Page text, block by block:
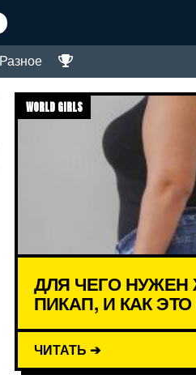
Разное
WORLD GIRLS
ДЛЯ ЧЕГО
ПИКАП, И КАК
ЧИТАТЬ ➔